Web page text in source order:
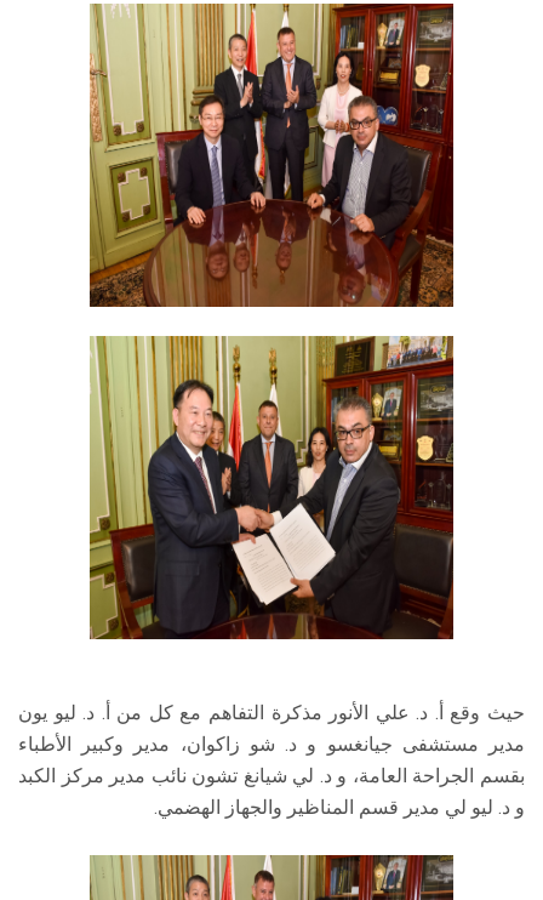
حيث وقع أ. د. علي الأنور مذكرة التفاهم مع كل من أ. د. ليو يون
مدير مستشفى جيانغسو و د. شو زاكوان، مدير وكبير الأطباء
بقسم الجراحة العامة، و د. لي شيانغ تشون نائب مدير مركز الكبد
و د. ليو لي مدير قسم المناظير والجهاز الهضمي.